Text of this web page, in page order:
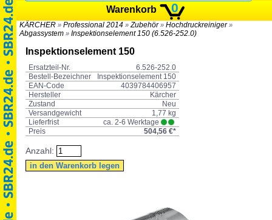
Warenkorb 0
KÄRCHER » Professional 2014 » Zubehör» Hochdruckreiniger»
Abgassystem » Inspektionselement 150 (6.526-252.0)
Inspektionselement 150
Ersatzteil-Nr.
6.526-252.0
Bestell-Bezeichner
Inspektionselement 150
EAN-Code
4039784406957
Hersteller
Kärcher
Zustand
Neu
Versandgewicht
1,77 kg
Lieferfrist
ca. 2-6 Werktage
Preis
504,56 €*
Anzahl: